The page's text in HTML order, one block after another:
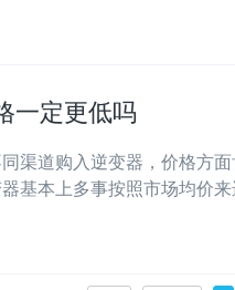
一定更低吗
渠道购入逆变器，价格方
基本上多事按照市场均价